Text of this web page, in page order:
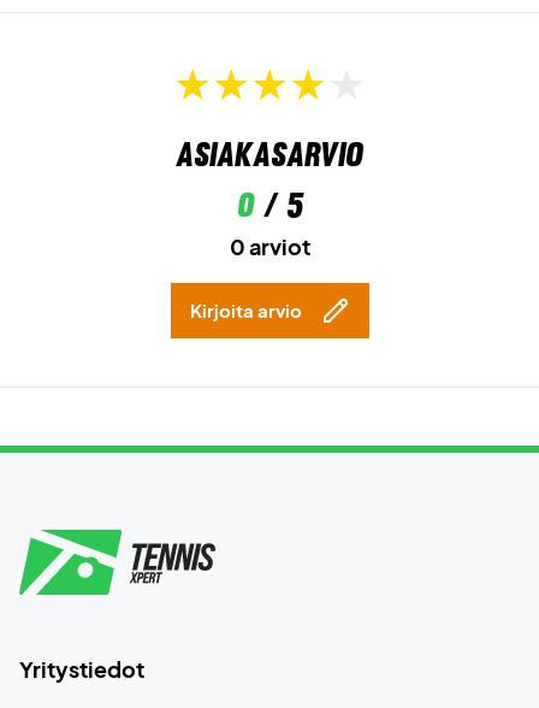
Asiakasarvio
0/ 5
0 arviot
Kirjoita arvio
Yritystiedot